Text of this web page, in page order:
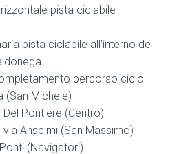
pista ciclabile
pista ciclabile all’interno del
percorso ciclo
(San Michele)
Pontiere (Centro)
Anselmi (San Massimo)
(Navigatori)